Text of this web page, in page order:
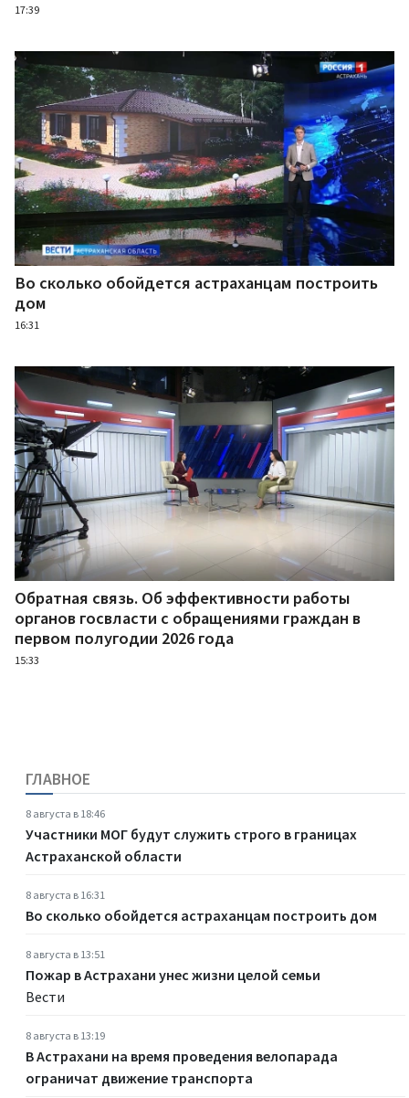
17:39
Во сколько обойдется астраханцам построить
дом
16:31
Обратная связь. Об эффективности работы
органов госвласти с обращениями граждан в
первом полугодии 2026 года
15:33
ГЛАВНОЕ
8 августа в 18:46
Участники МОГ будут служить строго в границах
Астраханской области
8 августа в 16:31
Во сколько обойдется астраханцам построить дом
8 августа в 13:51
Пожар в Астрахани унес жизни целой семьи
Вести
8 августа в 13:19
В Астрахани на время проведения велопарада
ограничат движение транспорта